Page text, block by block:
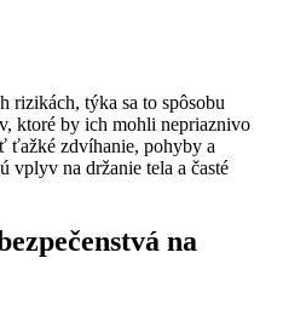
rizikách, týka sa to spôsobu
ktoré by ich mohli nepriaznivo
zdvíhanie, pohyby a
vplyv na držanie tela a časté
na